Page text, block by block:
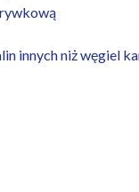
innych niż węgiel